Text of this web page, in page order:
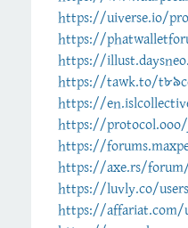
https://uiverse.io/
https://
https://
https://tawk.to/
https://
https://
https://
https://axe.rs/
https://luvly.co/
https://affariat.com/